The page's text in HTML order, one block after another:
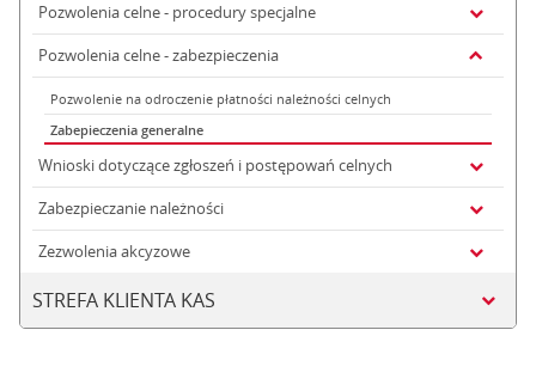
Pozwolenia celne - procedury specjalne
Pozwolenia celne - zabezpieczenia
Pozwolenie na odroczenie płatności należności celnych
Zabepieczenia generalne
Wnioski dotyczące zgłoszeń i postępowań celnych
Zabezpieczanie należności
Zezwolenia akcyzowe
STREFA KLIENTA KAS